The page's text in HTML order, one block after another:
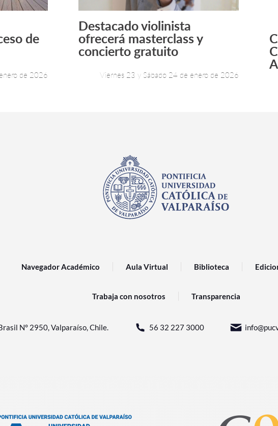
más +de
de 2026
Leer más +
Destacado violinista
ofrecerá masterclass y
concierto gratuito
Viernes 23 y Sábado 24 de enero de 2026
Navegador Académico Aula Virtual Biblioteca
Trabaja con nosotros Transparencia
N° 2950, Valparaíso, Chile. 56 32 227 3000